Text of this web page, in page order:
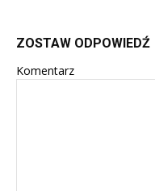
ZOSTAW ODPOWIEDŹ
Komentarz